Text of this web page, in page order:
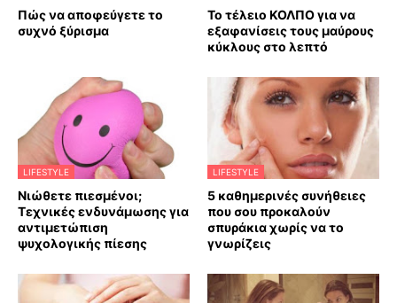
Πώς να αποφεύγετε το
συχνό ξύρισμα
Το τέλειο ΚΟΛΠΟ για να
εξαφανίσεις τους μαύρους
κύκλους στο λεπτό
LIFESTYLE
Νιώθετε πιεσμένοι;
Τεχνικές ενδυνάμωσης για
αντιμετώπιση
ψυχολογικής πίεσης
LIFESTYLE
5 καθημερινές συνήθειες
που σου προκαλούν
σπυράκια χωρίς να το
γνωρίζεις